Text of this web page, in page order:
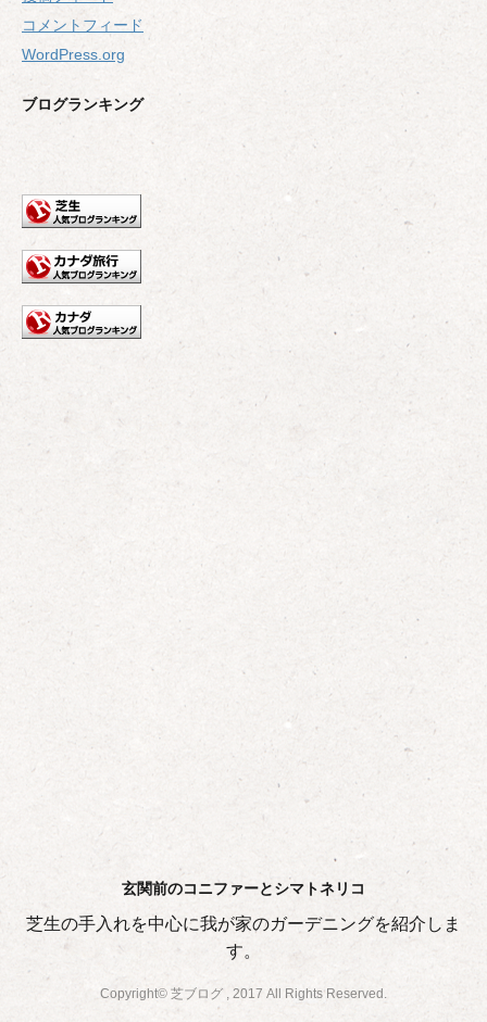
コメントフィード
WordPress.org
ブログランキング
玄関前のコニファーとシマトネリコ
芝生の手入れを中心に我が家のガーデニングを紹介しま
す。
Copyright© 芝ブログ , 2017 All Rights Reserved.